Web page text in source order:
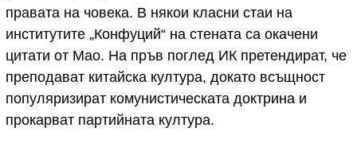
правата на човека. В някои класни стаи на
институтите „Конфуций“ на стената са окачени
цитати от Мао. На пръв поглед ИК претендират, че
преподават китайска култура, докато всъщност
популяризират комунистическата доктрина и
прокарват партийната култура.